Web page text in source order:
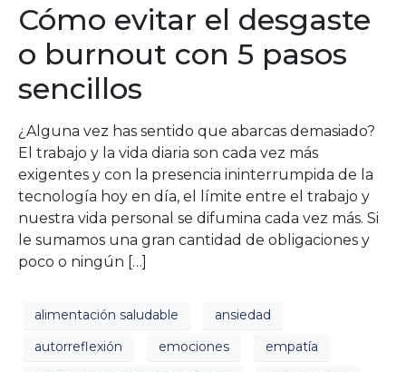
Cómo evitar el desgaste
o burnout con 5 pasos
sencillos
¿Alguna vez has sentido que abarcas demasiado?
El trabajo y la vida diaria son cada vez más
exigentes y con la presencia ininterrumpida de la
tecnología hoy en día, el límite entre el trabajo y
nuestra vida personal se difumina cada vez más. Si
le sumamos una gran cantidad de obligaciones y
poco o ningún […]
alimentación saludable
ansiedad
autorreflexión
emociones
empatía